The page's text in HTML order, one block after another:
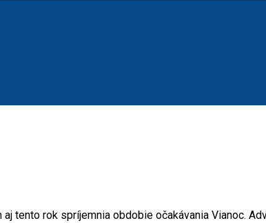
tento rok spríjemnia obdobie očakávania Vianoc.